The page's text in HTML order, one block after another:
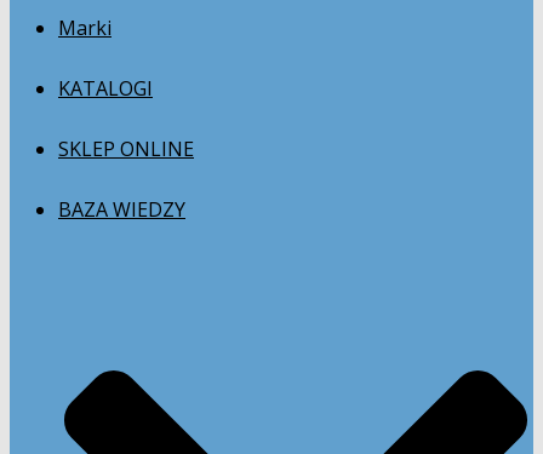
Marki
KATALOGI
SKLEP ONLINE
BAZA WIEDZY